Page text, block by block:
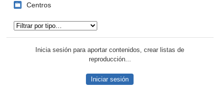
Centros
Inicia sesión para aportar contenidos, crear listas de
reproducción...
Iniciar sesión